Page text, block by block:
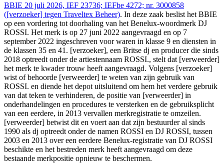
BBIE 20 juli 2026, IEF 23736; IEFbe 4272; nr. 3000858
([verzoeker] tegen Traveltex Beheer). In deze zaak beslist het BBIE
op een vordering tot doorhaling van het Benelux-woordmerk DJ
ROSSI. Het merk is op 27 juni 2022 aangevraagd en op 7
september 2022 ingeschreven voor waren in klasse 9 en diensten in
de klassen 35 en 41. [verzoeker], een Britse dj en producer die sinds
2018 optreedt onder de artiestennaam ROSSI., stelt dat [verweerder]
het merk te kwader trouw heeft aangevraagd. Volgens [verzoeker]
wist of behoorde [verweerder] te weten van zijn gebruik van
ROSSI. en diende het depot uitsluitend om hem het verdere gebruik
van dat teken te verhinderen, de positie van [verweerder] in
onderhandelingen en procedures te versterken en de gebruiksplicht
van een eerdere, in 2013 vervallen merkregistratie te omzeilen.
[verweerder] betwist dit en voert aan dat zijn bestuurder al sinds
1990 als dj optreedt onder de namen ROSSI en DJ ROSSI, tussen
2003 en 2013 over een eerdere Benelux-registratie van DJ ROSSI
beschikte en het bestreden merk heeft aangevraagd om deze
bestaande merkpositie opnieuw te beschermen.